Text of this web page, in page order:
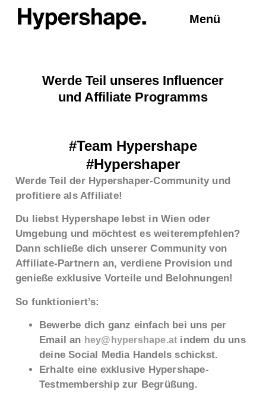
Menü
Werde Teil unseres Influencer
und Affiliate Programms
#Team Hypershape
#Hypershaper
Werde Teil der Hypershaper-Community und
profitiere als Affiliate!
Du liebst Hypershape lebst in Wien oder
Umgebung und möchtest es weiterempfehlen?
Dann schließe dich unserer Community von
Affiliate-Partnern an, verdiene Provision und
genieße exklusive Vorteile und Belohnungen!
So funktioniert’s:
Bewerbe dich ganz einfach bei uns per
Email an hey@hypershape.at indem du uns
deine Social Media Handels schickst.
Erhalte eine exklusive Hypershape-
Testmembership zur Begrüßung.